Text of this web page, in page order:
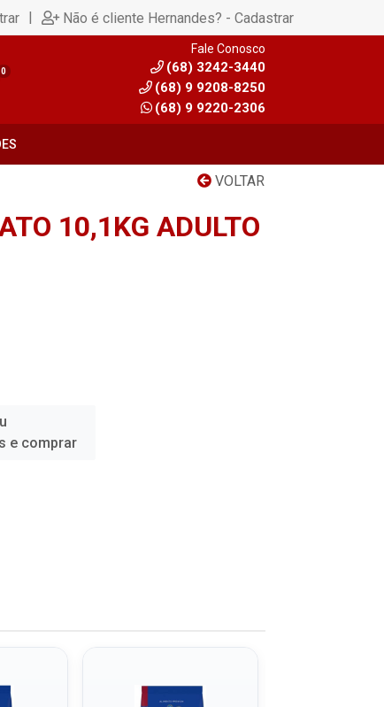
| Não é cliente Hernandes? - Cadastrar
0
Fale Conosco
(68) 3242-3440
(68) 9 9208-8250
(68) 9 9220-2306
VOLTAR
10,1KG ADULTO
e comprar